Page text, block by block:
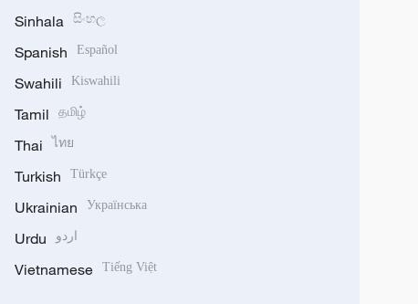
Sinhala සිංහල
Spanish Español
Swahili Kiswahili
Tamil தமிழ்
Thai ไทย
Turkish Türkçe
Ukrainian Українська
Urdu اردو
Vietnamese Tiếng Việt